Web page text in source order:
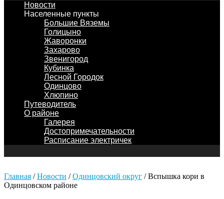
Новости
Населенные пункты
Большие Вяземы
Голицыно
Жаворонки
Захарово
Звенигород
Кубинка
Лесной Городок
Одинцово
Хлюпино
Путеводитель
О районе
Галерея
Достопримечательности
Расписание электричек
Главная /Новости /Одинцовский округ /Вспышка кори в
Одинцовском районе